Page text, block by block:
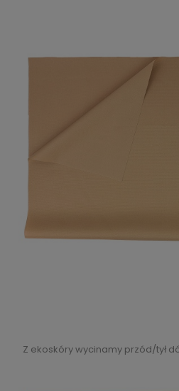
Z ekoskóry wycinamy przód/tył